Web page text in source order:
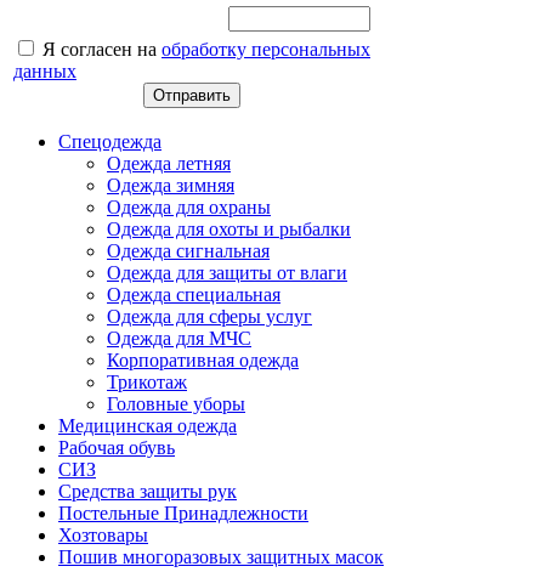
Я согласен на обработку персональных
данных
Спецодежда
Одежда летняя
Одежда зимняя
Одежда для охраны
Одежда для охоты и рыбалки
Одежда сигнальная
Одежда для защиты от влаги
Одежда специальная
Одежда для сферы услуг
Одежда для МЧС
Корпоративная одежда
Трикотаж
Головные уборы
Медицинская одежда
Рабочая обувь
СИЗ
Средства защиты рук
Постельные Принадлежности
Хозтовары
Пошив многоразовых защитных масок